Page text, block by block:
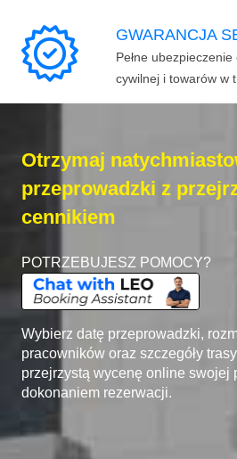
GWARANCJA
Pełne
cywilnej i towarów w
Otrzymaj
przeprowadzki z
cennikiem
POTRZEBUJESZ POMOCY?
Wybierz datę przeprowadzki,
pracowników oraz szczegóły
przejrzystą wycenę online swojej
dokonaniem rezerwacji.